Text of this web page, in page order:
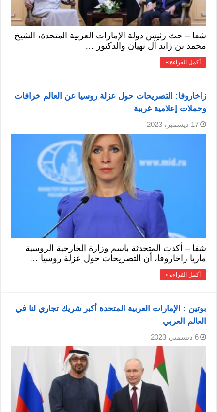
شفا – حث رئيس دولة الإمارات العربية المتحدة، الشيخ
محمد بن زايد آل نهيان والدكتور …
أكمل القراءة »
زاخاروفا: التصريحات حول عزلة روسيا عن العالم خرافات
وحملات إعلامية غربية
17 ديسمبر، 2023
شفا – أكدت المتحدثة باسم وزارة الخارجية الروسية
ماريا زاخاروفا، أن التصريحات حول عزلة روسيا …
أكمل القراءة »
بوتين : الإمارات العربية المتحدة أكبر شريك تجاري لنا في
العالم العربي
6 ديسمبر، 2023